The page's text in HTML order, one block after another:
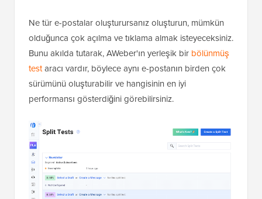
Ne tür e-postalar oluşturursanız oluşturun, mümkün
olduğunca çok açılma ve tıklama almak isteyeceksiniz.
Bunu akılda tutarak, AWeber'ın yerleşik bir bölünmüş
testaracı vardır, böylece aynı e-postanın birden çok
sürümünü oluşturabilir ve hangisinin en iyi
performansı gösterdiğini görebilirsiniz.